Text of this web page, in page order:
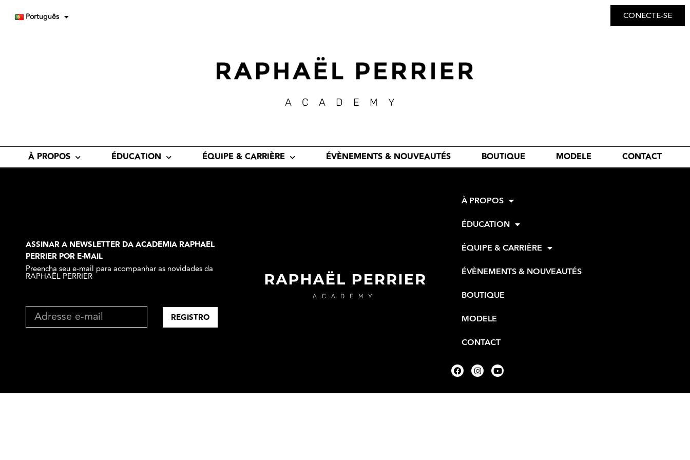
Português CONECTE-SE
ACADEMY
À PROPOS ÉDUCATION ÉQUIPE & CARRIÈRE ÉVÈNEMENTS & NOUVEAUTÉS BOUTIQUE MODELE CONTACT
ASSINAR A NEWSLETTER DA ACADEMIA RAPHAEL
PERRIER POR E-MAIL
Preencha seu e-mail para acompanhar as novidades da
RAPHAËL PERRIER
REGISTRO
ACADEMY
À PROPOS
ÉDUCATION
ÉQUIPE & CARRIÈRE
ÉVÈNEMENTS & NOUVEAUTÉS
BOUTIQUE
MODELE
CONTACT